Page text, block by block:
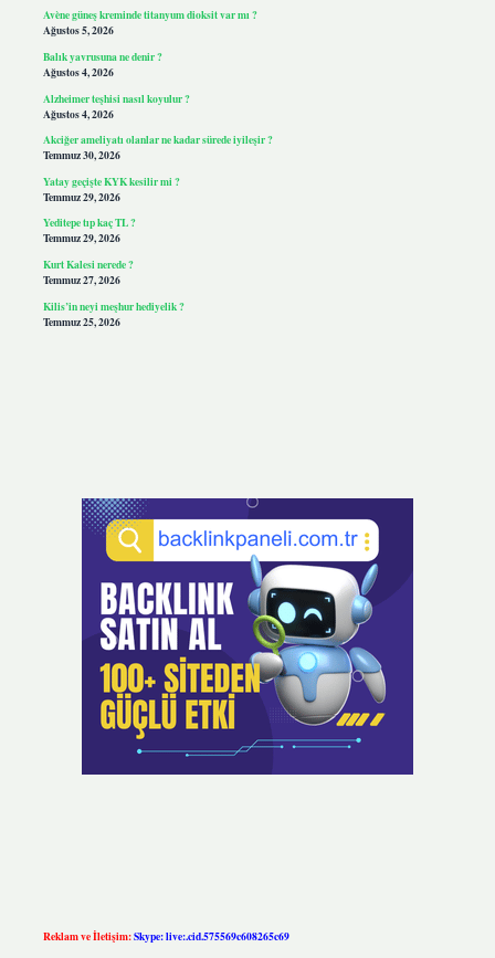
Avène güneş kreminde titanyum dioksit var mı ?
Ağustos 5, 2026
Balık yavrusuna ne denir ?
Ağustos 4, 2026
Alzheimer teşhisi nasıl koyulur ?
Ağustos 4, 2026
Akciğer ameliyatı olanlar ne kadar sürede iyileşir ?
Temmuz 30, 2026
Yatay geçişte KYK kesilir mi ?
Temmuz 29, 2026
Yeditepe tıp kaç TL ?
Temmuz 29, 2026
Kurt Kalesi nerede ?
Temmuz 27, 2026
Kilis’in neyi meşhur hediyelik ?
Temmuz 25, 2026
Reklam ve İletişim:Skype: live:.cid.575569c608265c69